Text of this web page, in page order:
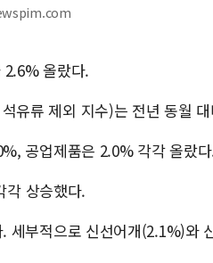
2.6% 올랐다.
유류 제외 지수)는 전년 동월
공업제품은 2.0% 각각 올랐
각 상승했다.
세부적으로 신선어개(2.1%)와